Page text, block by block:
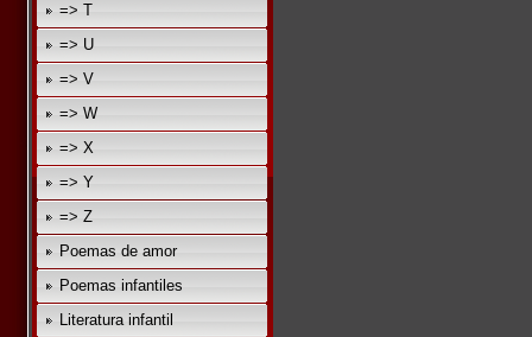
=> T
=> U
=> V
=> W
=> X
=> Y
=> Z
Poemas de amor
Poemas infantiles
Literatura infantil